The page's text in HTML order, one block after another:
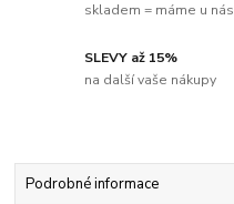
skladem = máme u nás
SLEVY až 15%
na další vaše nákupy
Podrobné informace